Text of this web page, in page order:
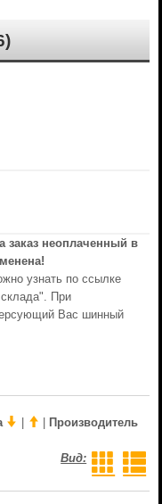
заказ неоплаченный в
узнать по ссылке
При
Вас шинный
Производитель
Вид: